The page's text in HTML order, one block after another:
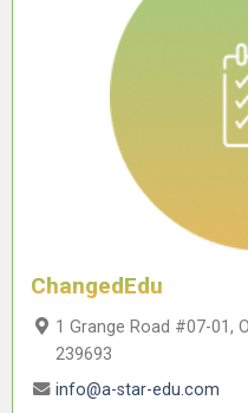
ChangedEdu
1 Grange Road #07-01,
239693
info@a-star-edu.com